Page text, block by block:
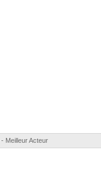
- Meilleur Acteur